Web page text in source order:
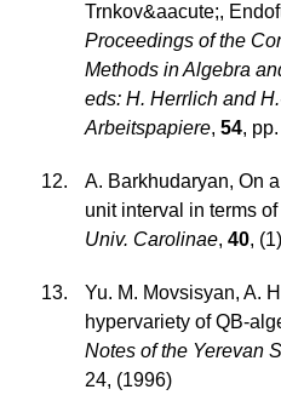
Trnkov&aacute;,
Proceedings of the
Methods in Algebra
eds: H. Herrlich and
Arbeitspapiere, 54,
A. Barkhudaryan, On
unit interval in terms
Univ. Carolinae, 40, (1)
Yu. M. Movsisyan, A.
hypervariety of QB-
Notes of the Yerevan
24, (1996)